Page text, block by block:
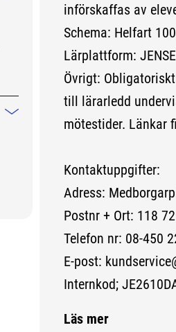
Mindre information
införskaffas av
Schema: Helfart
Lärplattform:
Övrigt:
till lärarledd
mötestider. Länkar
Kontaktuppgifter:
Adress:
Postnr + Ort: 118
Telefon nr: 08-450
E-post:
Internkod;
Läs mer